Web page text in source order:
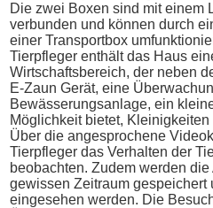
Die zwei Boxen sind mit einem
verbunden und können durch
einer Transportbox
Tierpfleger enthält das Haus
Wirtschaftsbereich, der neben
E-Zaun Gerät, eine
Bewässerungsanlage, ein
Möglichkeit bietet,
Über die angesprochene
Tierpfleger das Verhalten der
beobachten. Zudem werden
gewissen Zeitraum gespeichert
eingesehen werden. Die